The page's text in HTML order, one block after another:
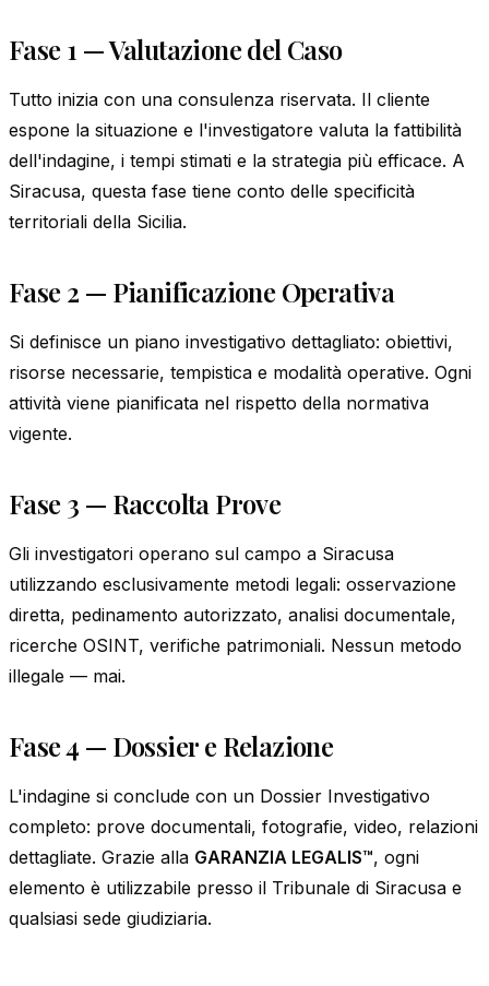
Fase 1 — Valutazione del Caso
Tutto inizia con una consulenza riservata. Il cliente
espone la situazione e l'investigatore valuta la fattibilità
dell'indagine, i tempi stimati e la strategia più efficace. A
Siracusa, questa fase tiene conto delle specificità
territoriali della Sicilia.
Fase 2 — Pianificazione Operativa
Si definisce un piano investigativo dettagliato: obiettivi,
risorse necessarie, tempistica e modalità operative. Ogni
attività viene pianificata nel rispetto della normativa
vigente.
Fase 3 — Raccolta Prove
Gli investigatori operano sul campo a Siracusa
utilizzando esclusivamente metodi legali: osservazione
diretta, pedinamento autorizzato, analisi documentale,
ricerche OSINT, verifiche patrimoniali. Nessun metodo
illegale — mai.
Fase 4 — Dossier e Relazione
L'indagine si conclude con un Dossier Investigativo
completo: prove documentali, fotografie, video, relazioni
dettagliate. Grazie alla GARANZIA LEGALIS™, ogni
elemento è utilizzabile presso il Tribunale di Siracusa e
qualsiasi sede giudiziaria.